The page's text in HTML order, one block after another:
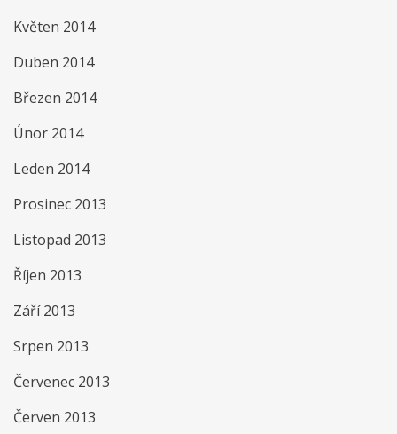
Květen 2014
Duben 2014
Březen 2014
Únor 2014
Leden 2014
Prosinec 2013
Listopad 2013
Říjen 2013
Září 2013
Srpen 2013
Červenec 2013
Červen 2013